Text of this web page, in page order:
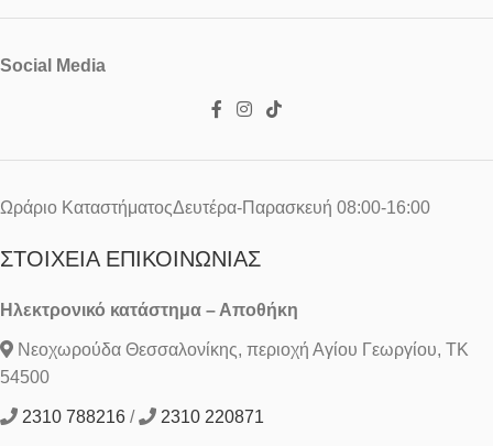
Social Media
Ωράριο ΚαταστήματοςΔευτέρα-Παρασκευή 08:00-16:00
ΣΤΟΙΧΕΊΑ ΕΠΙΚΟΙΝΩΝΊΑΣ
Ηλεκτρονικό κατάστημα – Αποθήκη
Νεοχωρούδα Θεσσαλονίκης, περιοχή Αγίου Γεωργίου, ΤΚ
54500
2310 788216 / 2310 220871